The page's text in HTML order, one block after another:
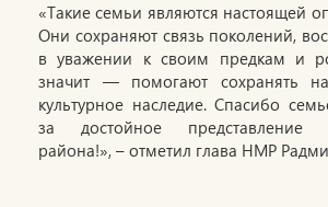
«Такие семьи являются настоящей
Они сохраняют связь поколений,
в уважении к своим предкам и
значит — помогают сохранять
культурное наследие. Спасибо
за достойное представление
района!», – отметил глава НМР